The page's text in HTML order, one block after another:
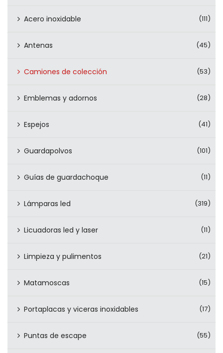
Acero inoxidable (111)
Antenas (45)
Camiones de colección (53)
Emblemas y adornos (28)
Espejos (41)
Guardapolvos (101)
Guías de guardachoque (11)
Lámparas led (319)
Licuadoras led y laser (11)
Limpieza y pulimentos (21)
Matamoscas (15)
Portaplacas y viceras inoxidables (17)
Puntas de escape (55)